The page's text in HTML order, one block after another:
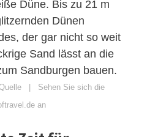
Düne. Bis zu 21 m
Dünen
der gar nicht so weit
Sand lässt an die
Sandburgen bauen.
| Sehen Sie sich die
an